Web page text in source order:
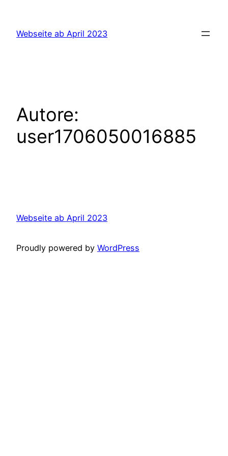
contenuto
Webseite ab April 2023
Autore:
user1706050016885
Webseite ab April 2023
Proudly powered by WordPress